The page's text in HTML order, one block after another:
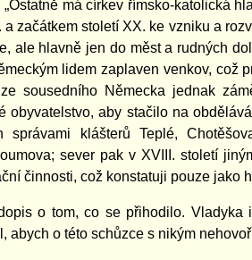
má církev římsko-katolická
začátkem století XX. ke vzniku a
ale hlavně jen do měst a rudných
lidem zaplaven venkov, což
sousedního Německa jednak
obyvatelstvo, aby stačilo na
klášterů Teplé,
sever pak v XVIII. století
činnosti, což konstatuji pouze jako
o tom, co se přihodilo.
abych o této schůzce s nikým